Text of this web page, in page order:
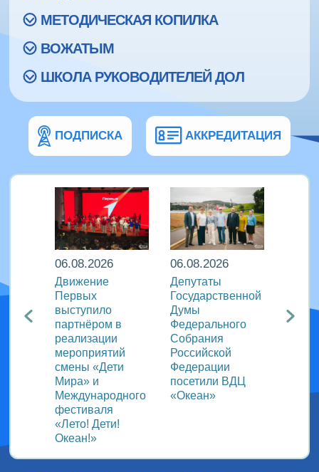
МЕТОДИЧЕСКАЯ КОПИЛКА
ВОЖАТЫМ
ШКОЛА РУКОВОДИТЕЛЕЙ ДОЛ
ПОДПИСКА АККРЕДИТАЦИЯ
в
06.08.2026
Движение
Первых
выступило
партнёром в
реализации
мероприятий
смены «Дети
Мира» и
Международного
фестиваля
«Лето! Дети!
Океан!»
06.08.2026
Депутаты
Государственной
Думы
Федерального
Собрания
Российской
Федерации
посетили ВДЦ
«Океан»
идеи